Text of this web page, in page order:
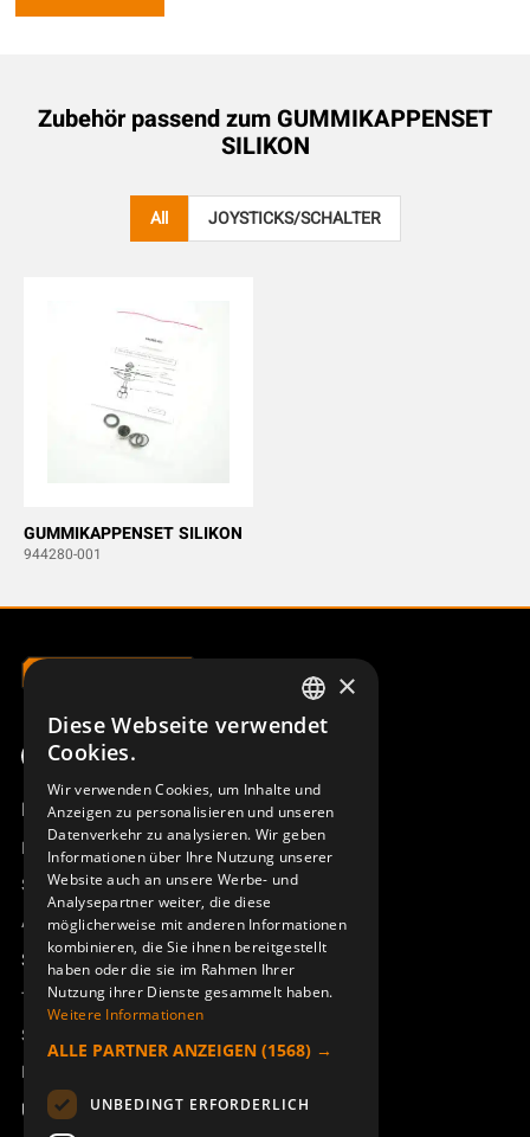
Zubehör passend zumGUMMIKAPPENSET
SILIKON
All JOYSTICKS/SCHALTER
GUMMIKAPPENSET SILIKON
944280-001
Produktübersicht
Remotus
Sesam
Access_Ctrl
Support
Technischer Support
Service buchen
Handbücher und Videoanleitungen
Über Åkerströms
SWEDISH
DEUTSCH
×
Diese Webseite verwendet
Cookies.
Wir verwenden Cookies, um Inhalte und
Anzeigen zu personalisieren und unseren
Datenverkehr zu analysieren. Wir geben
Informationen über Ihre Nutzung unserer
Website auch an unsere Werbe- und
Analysepartner weiter, die diese
möglicherweise mit anderen Informationen
kombinieren, die Sie ihnen bereitgestellt
haben oder die sie im Rahmen Ihrer
Nutzung ihrer Dienste gesammelt haben.
Weitere Informationen
ALLE PARTNER ANZEIGEN (1568) →
UNBEDINGT ERFORDERLICH